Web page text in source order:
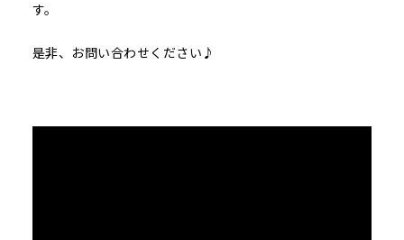
す。
是非、お問い合わせください♪